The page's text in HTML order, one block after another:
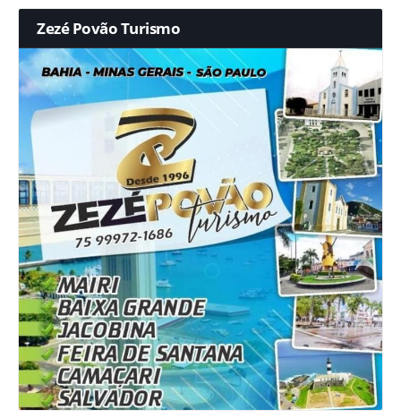
Zezé Povão Turismo